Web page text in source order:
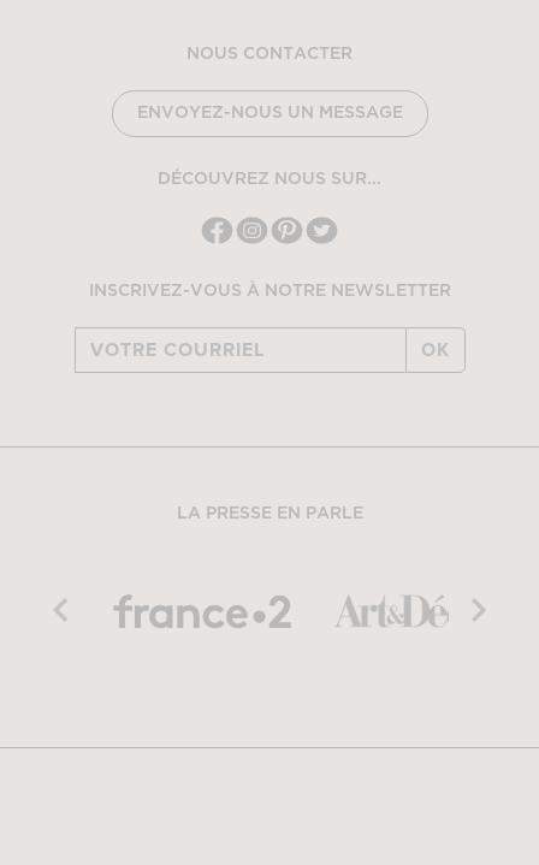
NOUS CONTACTER
ENVOYEZ-NOUS UN MESSAGE
DÉCOUVREZ NOUS SUR...
INSCRIVEZ-VOUS À NOTRE NEWSLETTER
OK
LA PRESSE EN PARLE